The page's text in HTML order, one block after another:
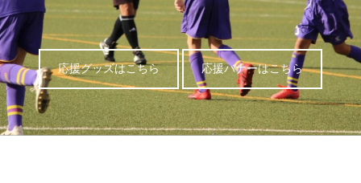
応援グッズはこちら 応援バナーはこちら